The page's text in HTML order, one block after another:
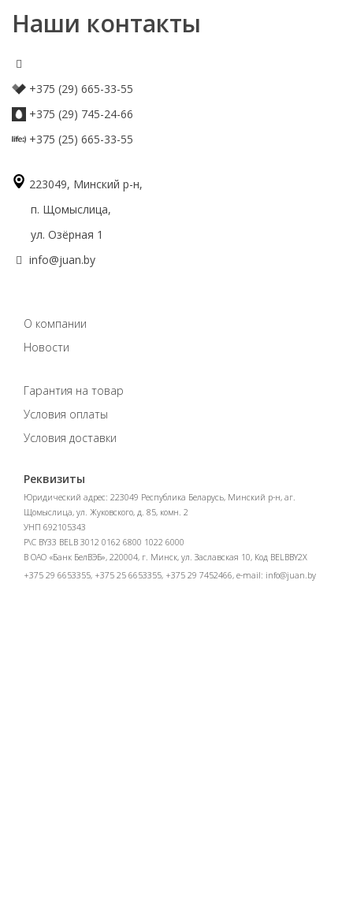
Наши контакты
+375 (29) 665-33-55
+375 (29) 745-24-66
+375 (25) 665-33-55
223049, Минский р-н,
п. Щомыслица,
ул. Озёрная 1
info@juan.by
О компании
Новости
Гарантия на товар
Условия оплаты
Условия доставки
Реквизиты
Юридический адрес: 223049 Республика Беларусь, Минский р-н, аг.
Щомыслица, ул. Жуковского, д. 85, комн. 2
УНП 692105343
Р\С BY33 BELB 3012 0162 6800 1022 6000
В ОАО «Банк БелВЭБ», 220004, г. Минск, ул. Заславская 10, Код BELBBY2X
+375 29 6653355, +375 25 6653355, +375 29 7452466, e-mail: info@juan.by